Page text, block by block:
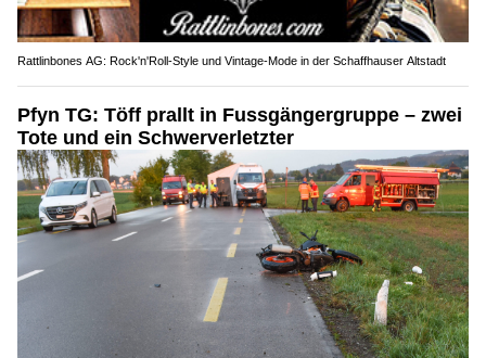
Rattlinbones AG: Rock'n'Roll-Style und Vintage-Mode in der Schaffhauser Altstadt
Pfyn TG: Töff prallt in Fussgängergruppe – zwei
Tote und ein Schwerverletzter